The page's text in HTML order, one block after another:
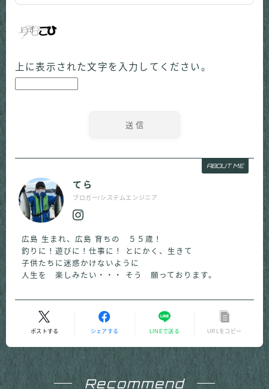
上に表示された文字を入力してください。
ABOUT ME
てら
ブロガー/システムエンジニア
広島 生まれ、広島 育ちの ５５歳！
釣りに！遊びに！仕事に！ とにかく、生きて
子供たちに迷惑かけないように
人生を 楽しみたい・・・ そう 願っております。
ポストする シェアする LINEで送る URLをコピー
Recommend